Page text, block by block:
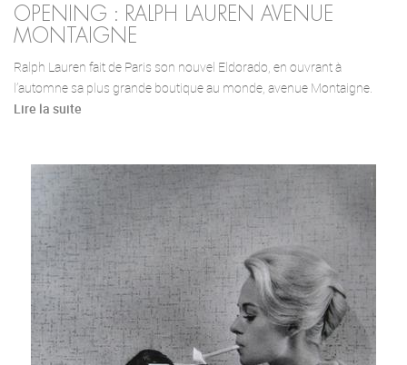
OPENING : RALPH LAUREN AVENUE
MONTAIGNE
Ralph Lauren fait de Paris son nouvel Eldorado, en ouvrant à
l’automne sa plus grande boutique au monde, avenue Montaigne.
Lire la suite